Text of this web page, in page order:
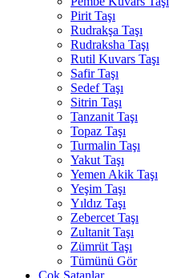
Pirit Taşı
Rudrakşa Taşı
Rudraksha Taşı
Rutil Kuvars Taşı
Safir Taşı
Sedef Taşı
Sitrin Taşı
Tanzanit Taşı
Topaz Taşı
Turmalin Taşı
Yakut Taşı
Yemen Akik Taşı
Yeşim Taşı
Yıldız Taşı
Zebercet Taşı
Zultanit Taşı
Zümrüt Taşı
Tümünü Gör
Çok Satanlar